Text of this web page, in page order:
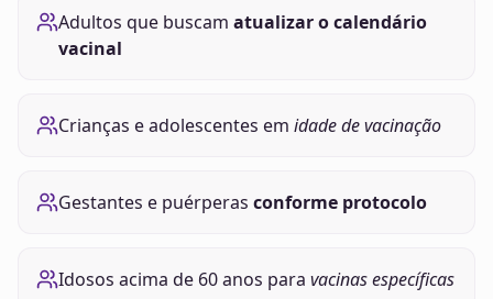
Adultos que buscam atualizar o calendário
vacinal
Crianças e adolescentes em idade de vacinação
Gestantes e puérperas conforme protocolo
Idosos acima de 60 anos para vacinas específicas